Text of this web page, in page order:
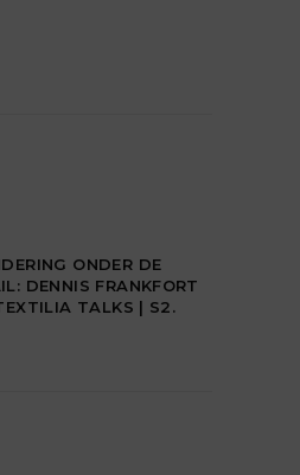
ONDER DE
DENNIS FRANKFORT
TALKS | S2.